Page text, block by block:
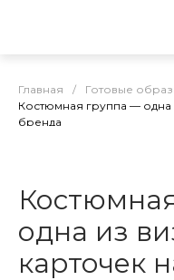
Главная / Готовые
Костюмная группа — одна
бренда
одна из
карточек